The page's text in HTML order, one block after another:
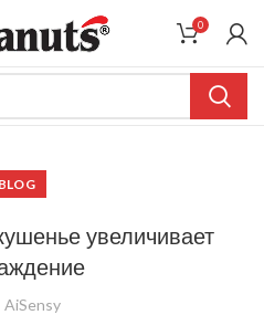
0
BLOG
увеличивает
AiSensy